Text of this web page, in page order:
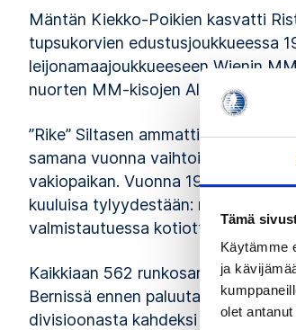
Tämä
Käytämme
ja
olet
Mäntän Kiekko-Poikien kasvatti
tupsukorvien edustusjoukkueessa
leijonamaajoukkueeseen Wienin
nuorten MM-kisojen All Stars -
”Rike” Siltasen ammattilaisura
samana vuonna vaihtoi liigaa
vakiopaikan. Vuonna 1982 hänet
kuuluisa tylyydestään:
valmistautuessa kotiotteluun
Kaikkiaan 562 runkosarjaottelua
Bernissä ennen paluutaan
divisioonasta kahdeksi vuodeksi